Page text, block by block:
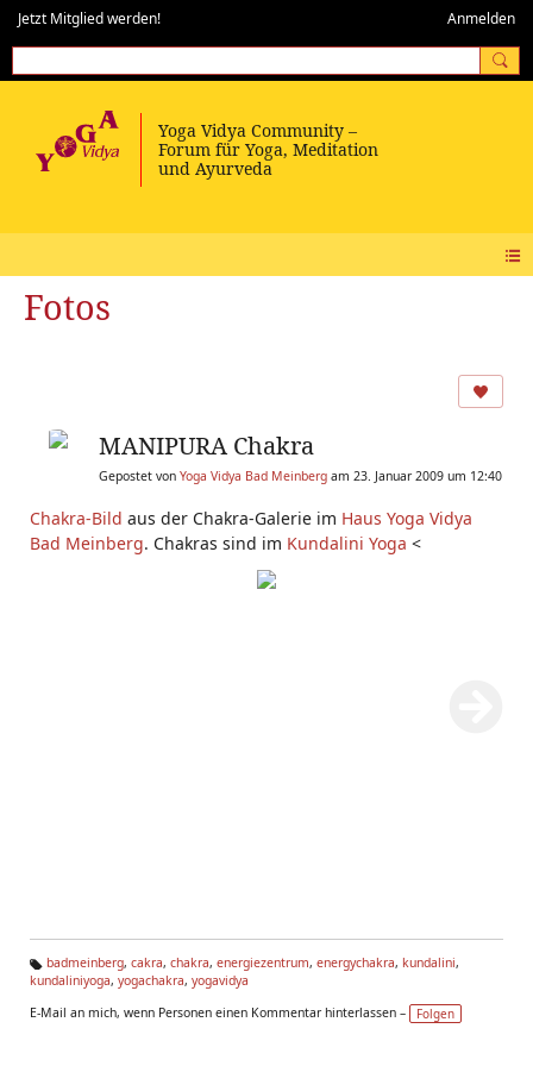
Jetzt Mitglied werden! Anmelden
Fotos
MANIPURA Chakra
Gepostet von Yoga Vidya Bad Meinberg am 23. Januar 2009 um 12:40
Chakra-Bild aus der Chakra-Galerie im Haus Yoga Vidya
Bad Meinberg. Chakras sind im Kundalini Yoga <
Ta
s:
badmeinberg, cakra, chakra, energiezentrum, energychakra, kundalini,
kundaliniyoga, yogachakra, yogavidya
E-Mail an mich, wenn Personen einen Kommentar hinterlassen –
Folgen